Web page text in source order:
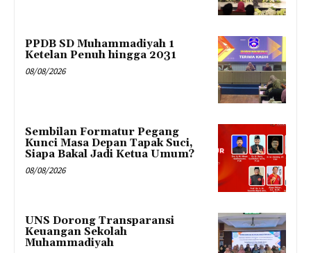
PPDB SD Muhammadiyah 1
Ketelan Penuh hingga 2031
08/08/2026
Sembilan Formatur Pegang
Kunci Masa Depan Tapak Suci,
Siapa Bakal Jadi Ketua Umum?
08/08/2026
UNS Dorong Transparansi
Keuangan Sekolah
Muhammadiyah